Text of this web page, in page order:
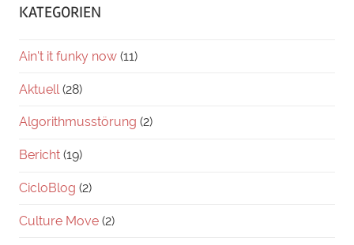
KATEGORIEN
Ain't it funky now (11)
Aktuell (28)
Algorithmusstörung (2)
Bericht (19)
CicloBlog (2)
Culture Move (2)